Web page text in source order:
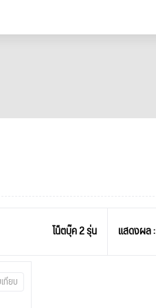
โน็ตบุ๊ค 2 รุ่น แสดงผล :
ทียบ